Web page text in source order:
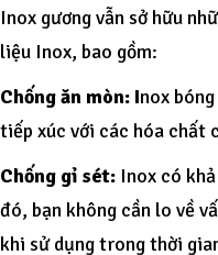
Inox gương vẫn sở hữu
liệu Inox, bao gồm:
Chống ăn mòn: Inox
tiếp xúc với các hóa chất
Chống gỉ sét: Inox có
đó, bạn không cần lo về
khi sử dụng trong thời